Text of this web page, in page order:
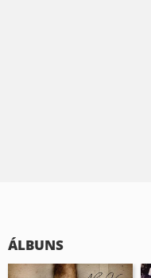
ÁLBUNS